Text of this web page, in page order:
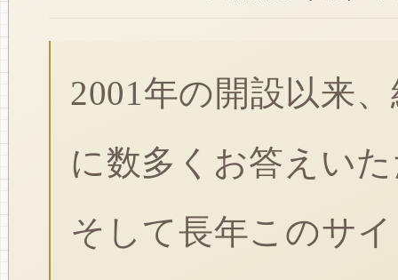
2001年の開設以来
に数多くお答えい
そして長年このサ